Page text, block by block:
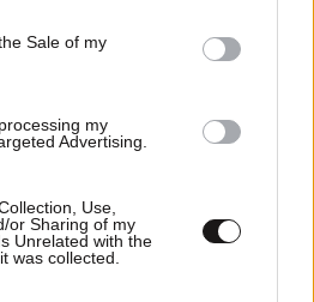
purposes in below Google
Sale of my
my
Advertising.
Use,
or Sharing of my
Unrelated with the
was collected.
ΣΑΣ